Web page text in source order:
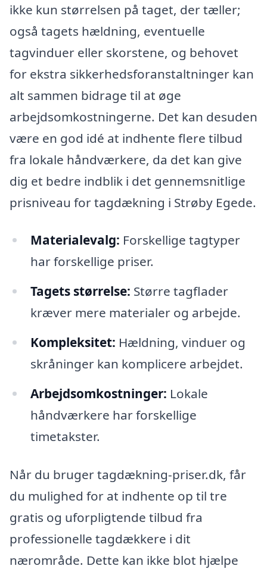
ikke kun størrelsen på taget, der tæller;
også tagets hældning, eventuelle
tagvinduer eller skorstene, og behovet
for ekstra sikkerhedsforanstaltninger kan
alt sammen bidrage til at øge
arbejdsomkostningerne. Det kan desuden
være en god idé at indhente flere tilbud
fra lokale håndværkere, da det kan give
dig et bedre indblik i det gennemsnitlige
prisniveau for tagdækning i Strøby Egede.
Materialevalg: Forskellige tagtyper
har forskellige priser.
Tagets størrelse: Større tagflader
kræver mere materialer og arbejde.
Kompleksitet: Hældning, vinduer og
skråninger kan komplicere arbejdet.
Arbejdsomkostninger: Lokale
håndværkere har forskellige
timetakster.
Når du bruger tagdækning-priser.dk, får
du mulighed for at indhente op til tre
gratis og uforpligtende tilbud fra
professionelle tagdækkere i dit
nærområde. Dette kan ikke blot hjælpe